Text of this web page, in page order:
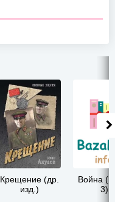
Крещение (др.
изд.)
Война
3)